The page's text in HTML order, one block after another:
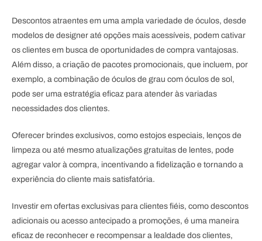
Descontos atraentes em uma ampla variedade de óculos, desde
modelos de designer até opções mais acessíveis, podem cativar
os clientes em busca de oportunidades de compra vantajosas.
Além disso, a criação de pacotes promocionais, que incluem, por
exemplo, a combinação de óculos de grau com óculos de sol,
pode ser uma estratégia eficaz para atender às variadas
necessidades dos clientes.
Oferecer brindes exclusivos, como estojos especiais, lenços de
limpeza ou até mesmo atualizações gratuitas de lentes, pode
agregar valor à compra, incentivando a fidelização e tornando a
experiência do cliente mais satisfatória.
Investir em ofertas exclusivas para clientes fiéis, como descontos
adicionais ou acesso antecipado a promoções, é uma maneira
eficaz de reconhecer e recompensar a lealdade dos clientes,